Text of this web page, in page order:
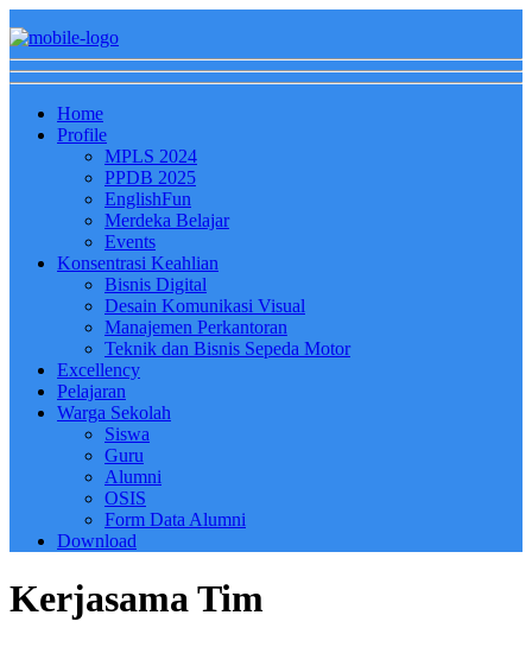
Home
Profile
MPLS 2024
PPDB 2025
EnglishFun
Merdeka Belajar
Events
Konsentrasi Keahlian
Bisnis Digital
Desain Komunikasi Visual
Manajemen Perkantoran
Teknik dan Bisnis Sepeda Motor
Excellency
Pelajaran
Warga Sekolah
Siswa
Guru
Alumni
OSIS
Form Data Alumni
Download
Kerjasama Tim